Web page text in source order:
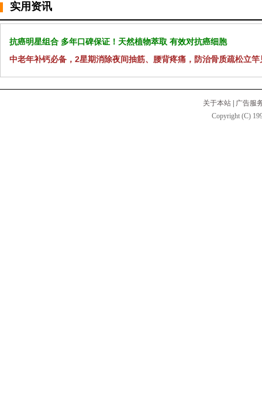
实用资讯
抗癌明星组合 多年口碑保证！天然植物萃取 有效对抗癌细胞
中老年补钙必备，2星期消除夜间抽筋、腰背疼痛，防治骨质疏松立竿
关于本站
广告服
Copyright (C)